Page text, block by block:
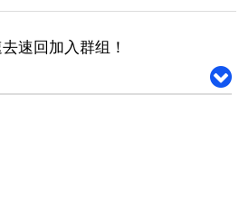
速回加入群组！